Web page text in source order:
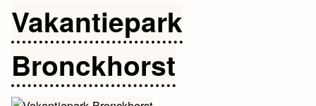
Vakantiepark
Bronckhorst